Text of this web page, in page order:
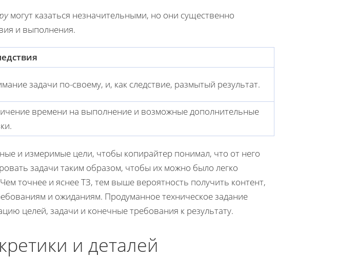
могут казаться незначительными, но они существенно
и выполнения.
задачи по-своему, и, как следствие, размытый результат.
времени на выполнение и возможные дополнительные
и измеримые цели, чтобы копирайтер понимал, что от него
задачи таким образом, чтобы их можно было легко
точнее и яснее ТЗ, тем выше вероятность получить контент,
и ожиданиям. Продуманное техническое задание
целей, задачи и конечные требования к результату.
и деталей